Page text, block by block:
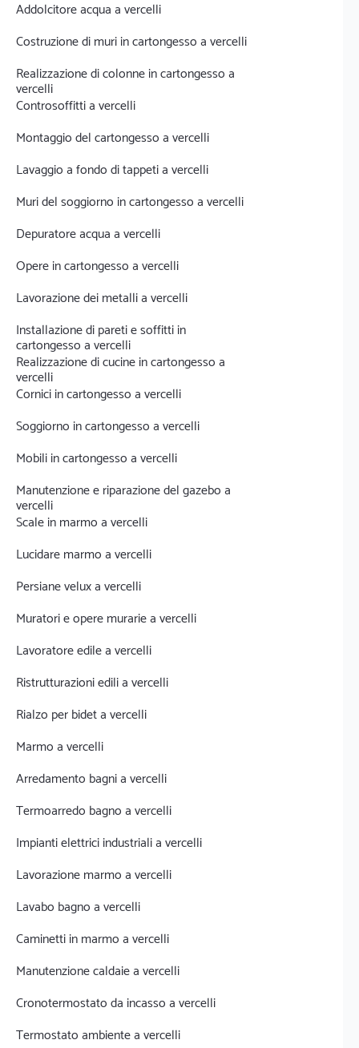
Addolcitore acqua a vercelli
Costruzione di muri in cartongesso a vercelli
Realizzazione di colonne in cartongesso a
vercelli
Controsoffitti a vercelli
Montaggio del cartongesso a vercelli
Lavaggio a fondo di tappeti a vercelli
Muri del soggiorno in cartongesso a vercelli
Depuratore acqua a vercelli
Opere in cartongesso a vercelli
Lavorazione dei metalli a vercelli
Installazione di pareti e soffitti in
cartongesso a vercelli
Realizzazione di cucine in cartongesso a
vercelli
Cornici in cartongesso a vercelli
Soggiorno in cartongesso a vercelli
Mobili in cartongesso a vercelli
Manutenzione e riparazione del gazebo a
vercelli
Scale in marmo a vercelli
Lucidare marmo a vercelli
Persiane velux a vercelli
Muratori e opere murarie a vercelli
Lavoratore edile a vercelli
Ristrutturazioni edili a vercelli
Rialzo per bidet a vercelli
Marmo a vercelli
Arredamento bagni a vercelli
Termoarredo bagno a vercelli
Impianti elettrici industriali a vercelli
Lavorazione marmo a vercelli
Lavabo bagno a vercelli
Caminetti in marmo a vercelli
Manutenzione caldaie a vercelli
Cronotermostato da incasso a vercelli
Termostato ambiente a vercelli